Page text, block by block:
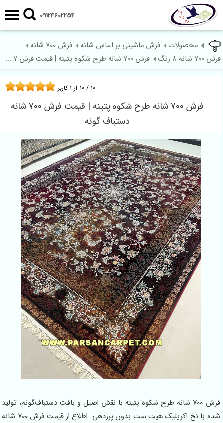
09124602254
محصولات فرش ماشینی بر اساس شانه
فرش 700 شانه
فرش 700 شانه 8 رنگ
فرش 700 شانه طرح شکوه پتینه | قیمت فرش 7 ...
فرش 700 شانه طرح شکوه پتینه | قیمت فرش 700 شانه
دستباف گونه
10 / 10 از 1کاربر
فرش 700 شانه طرح شکوه پتینه با نقش اصیل و بافت دستباف‌گونه، تولید
شده با نخ اکریلیک هیت ست بدون پرزدهی. اطلاع از قیمت فرش 700 شانه